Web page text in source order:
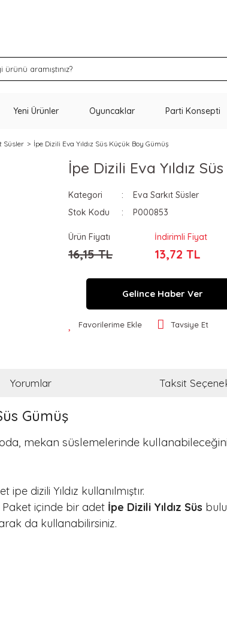
Yeni Ürünler Oyuncaklar Parti Konsepti
Süsler İpe Dizili Eva Yıldız Süs Küçük Boy Gümüş
İpe Dizili Eva Yıldız
Kategori
Eva Sarkıt Süsler
Stok Kodu
P000853
Ürün Fiyatı
16,15 TL
İndirimli Fiyat
13,72 TL
Gelince Haber Ver
Favorilerime Ekle Tavsiye Et
Yorumlar Taksit
Gümüş
mekan süslemelerinde
dizili Yıldız kullanılmıştır.
içinde bir adet İpe Dizili Yıldız Süs
da kullanabilirsiniz.